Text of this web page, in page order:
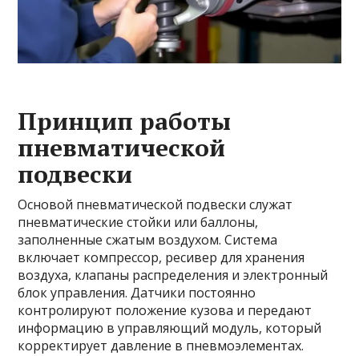
Принцип работы
пневматической
подвески
Основой пневматической подвески служат
пневматические стойки или баллоны,
заполненные сжатым воздухом. Система
включает компрессор, ресивер для хранения
воздуха, клапаны распределения и электронный
блок управления. Датчики постоянно
контролируют положение кузова и передают
информацию в управляющий модуль, который
корректирует давление в пневмоэлементах.